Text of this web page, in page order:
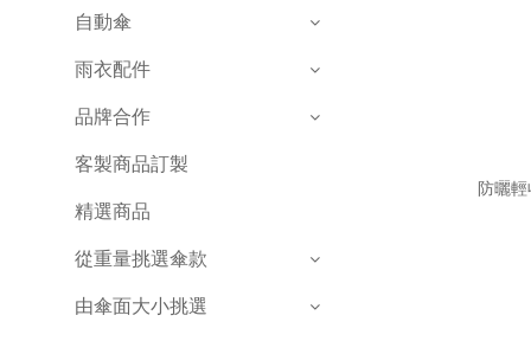
自動傘
雨衣配件
品牌合作
客製商品訂製
精選商品
從重量挑選傘款
由傘面大小挑選
防曬